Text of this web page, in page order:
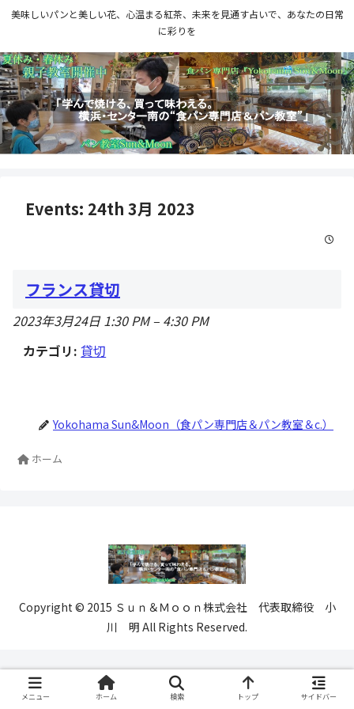
美味しいパンと美しい花、心温まる紅茶、未来を見通す占いで、あなたの日常
に彩りを
Events: 24th 3月 2023
フランス貸切
2023年3月24日 1:30 PM– 4:30 PM
カテゴリ: 貸切
Yokohama Sun&Moon（食パン専門店＆パン教室＆c.）
ホーム
Copyright © 2015 Ｓｕｎ＆Ｍｏｏｎ株式会社 代表取締役 小
川 明 All Rights Reserved.
メニュー ホーム 検索 トップ サイドバー